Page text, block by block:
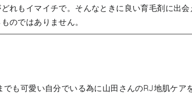
れもイマイチで。そんなときに良い育毛剤に出会
のではありません。
も可愛い自分でいる為に山田さんのRJ地肌ケア